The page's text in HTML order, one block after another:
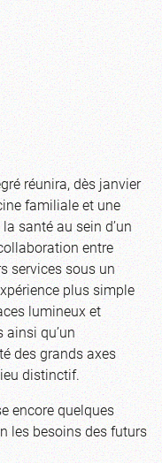
réunira, dès janvier
familiale et une
santé au sein d’un
entre
services sous un
plus simple
lumineux et
qu’un
des grands axes
distinctif.
encore quelques
les besoins des futurs